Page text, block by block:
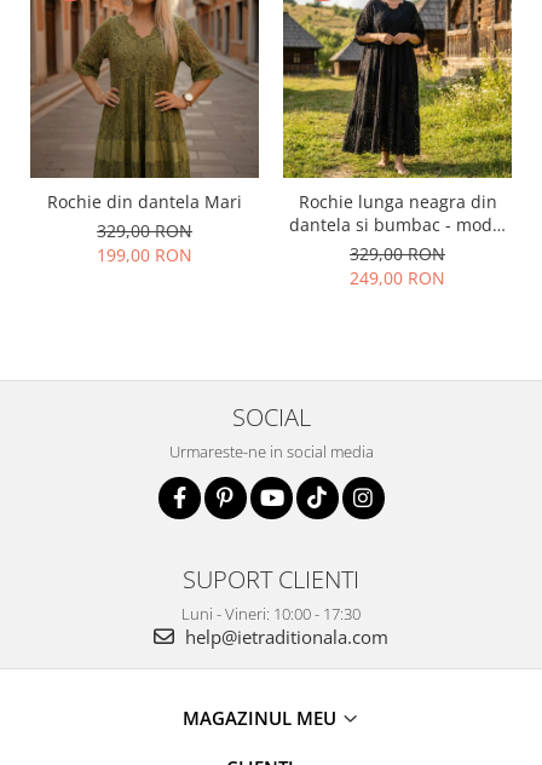
Rochie din dantela Mari
329,00 RON
199,00 RON
Rochie lunga neagra din
dantela si bumbac - model
elegant vaporoasa
329,00 RON
249,00 RON
SOCIAL
Urmareste-ne in social media
SUPORT CLIENTI
Luni - Vineri: 10:00 - 17:30
help@ietraditionala.com
MAGAZINUL MEU